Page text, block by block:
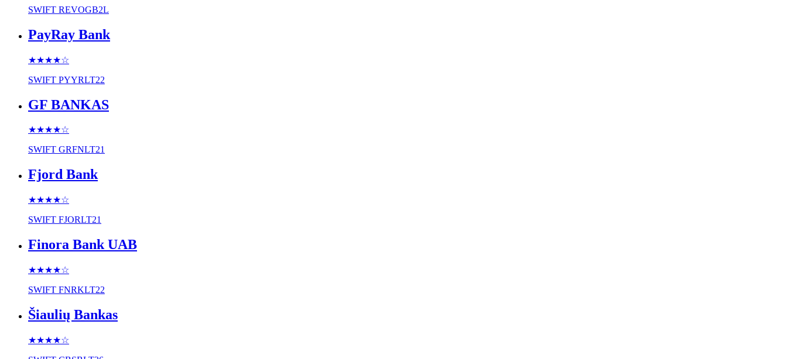
SWIFT REVOGB2L
PayRay Bank
★★★★☆
SWIFT PYYRLT22
GF BANKAS
★★★★☆
SWIFT GRFNLT21
Fjord Bank
★★★★☆
SWIFT FJORLT21
Finora Bank UAB
★★★★☆
SWIFT FNRKLT22
Šiaulių Bankas
★★★★☆